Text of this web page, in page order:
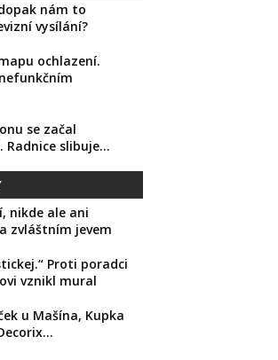
nám to
vysílání?
ochlazení.
se začal
Radnice slibuje…
nikde ale ani
zvláštním jevem
Proti poradci
vznikl mural
u Mašína, Kupka